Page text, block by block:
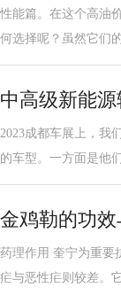
性能篇。在这个高油
何选择呢？虽然它们
中高级新能
2023成都车展上，我
的车型。一方面是他
金鸡勒的功效
药理作用 奎宁为重要
疟与恶性疟则较差。